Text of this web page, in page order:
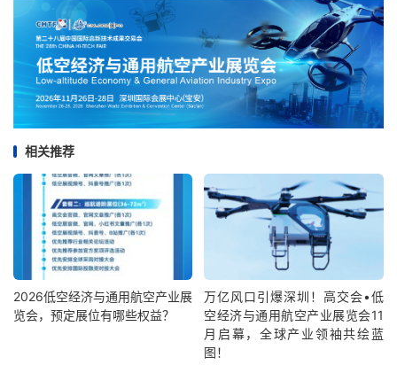
相关推荐
2026低空经济与通用航空产业展
览会，预定展位有哪些权益？
万亿风口引爆深圳！高交会•低
空经济与通用航空产业展览会11
月启幕，全球产业领袖共绘蓝
图！